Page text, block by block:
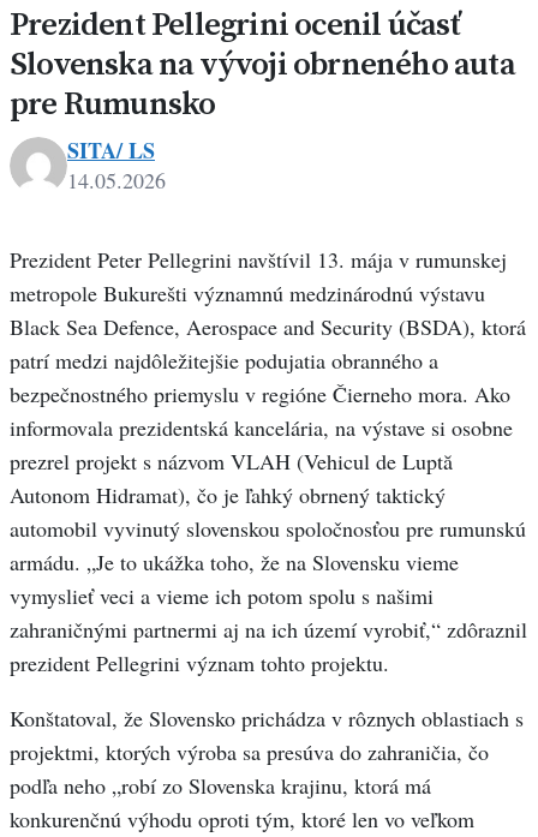
Prezident Pellegrini ocenil účasť
Slovenska na vývoji obrneného auta
pre Rumunsko
SITA/ LS
14.05.2026
Prezident Peter Pellegrini navštívil 13. mája v rumunskej
metropole Bukurešti významnú medzinárodnú výstavu
Black Sea Defence, Aerospace and Security (BSDA), ktorá
patrí medzi najdôležitejšie podujatia obranného a
bezpečnostného priemyslu v regióne Čierneho mora. Ako
informovala prezidentská kancelária, na výstave si osobne
prezrel projekt s názvom VLAH (Vehicul de Luptă
Autonom Hidramat), čo je ľahký obrnený taktický
automobil vyvinutý slovenskou spoločnosťou pre rumunskú
armádu. „Je to ukážka toho, že na Slovensku vieme
vymyslieť veci a vieme ich potom spolu s našimi
zahraničnými partnermi aj na ich území vyrobiť,“ zdôraznil
prezident Pellegrini význam tohto projektu.
Konštatoval, že Slovensko prichádza v rôznych oblastiach s
projektmi, ktorých výroba sa presúva do zahraničia, čo
podľa neho „robí zo Slovenska krajinu, ktorá má
konkurenčnú výhodu oproti tým, ktoré len vo veľkom